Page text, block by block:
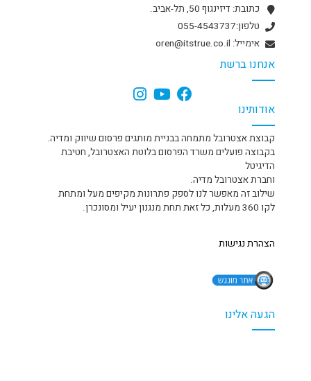
הגעה אלינו
אודותינו
קבוצת אצטרובל מתמחה בבניית מותגים פרסום שיווק ומדיה.
בקבוצה פועלים משרד הפרסום בלוטת האצטרובל, חטיבת
הדיגיטל
וחברת אצטרובל מדיה.
שילוב זה מאפשר לנו לספק פתרונות מקיפים מעל ומתחת
לקו 360 מעלות, כל זאת תחת מנגנון יעיל ומסונכרן.
הצהרת נגישות
כתובת: דיזינגוף 50, תל-אביב.
טלפון:055-4543737
אימייל: oren@itstrue.co.il
אנחנו ברשת